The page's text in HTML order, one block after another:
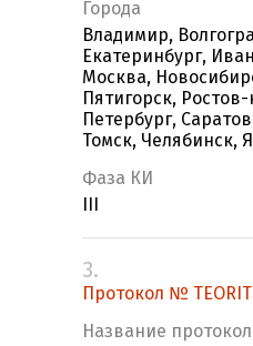
Города
Владимир,
Екатеринбург,
Москва,
Пятигорск,
Петербург,
Томск, Челябинск,
Фаза КИ
3.
Протокол №
Название